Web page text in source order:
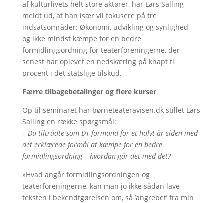
af kulturlivets helt store aktører, har Lars Salling
meldt ud, at han især vil fokusere på tre
indsatsområder: Økonomi, udvikling og synlighed –
og ikke mindst kæmpe for en bedre
formidlingsordning for teaterforeningerne, der
senest har oplevet en nedskæring på knapt ti
procent i det statslige tilskud.
Færre tilbagebetalinger og flere kurser
Op til seminaret har børneteateravisen.dk stillet Lars
Salling en række spørgsmål:
– Du tiltrådte som DT-formand for et halvt år siden med
det erklærede formål at kæmpe for en bedre
formidlingsordning – hvordan går det med det?
»Hvad angår formidlingsordningen og
teaterforeningerne, kan man jo ikke sådan lave
teksten i bekendtgørelsen om, så ’angrebet’ fra min